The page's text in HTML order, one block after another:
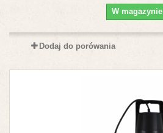
W magazynie
Dodaj do porówania